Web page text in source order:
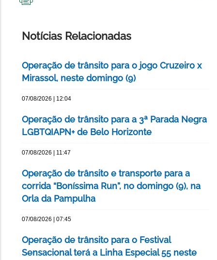
Notícias Relacionadas
Operação de trânsito para o jogo Cruzeiro x
Mirassol, neste domingo (9)
07/08/2026 | 12:04
Operação de trânsito para a 3ª Parada Negra
LGBTQIAPN+ de Belo Horizonte
07/08/2026 | 11:47
Operação de trânsito e transporte para a
corrida “Boníssima Run”, no domingo (9), na
Orla da Pampulha
07/08/2026 | 07:45
Operação de trânsito para o Festival
Sensacional terá a Linha Especial 55 neste